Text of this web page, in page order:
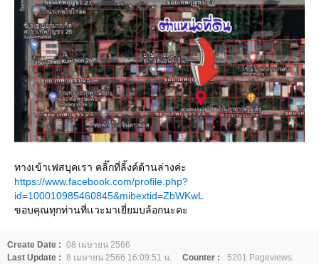
ทางเข้าเฟสบุคเรา คลิ๊กที่ลิ้งค์ด้านล่างค่ะ
https://www.facebook.com/profile.php?
id=100010985460845&mibextid=ZbWKwL
ขอบคุณทุกท่านที่เเวะมาเยี่ยมบล้อกนะคะ
Create Date : 08 เมษายน 2566
Last Update : 8 เมษายน 2566 16:09:51 น. Counter :
5201 Pageviews.